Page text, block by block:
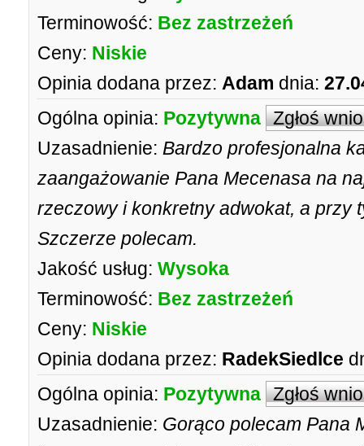
Terminowość: Bez zastrzeżeń
Ceny: Niskie
Opinia dodana przez: Adam dnia:
Ogólna opinia: Pozytywna Zgłoś
Uzasadnienie: Bardzo profesjonalna
zaangażowanie Pana Mecenasa na
rzeczowy i konkretny adwokat, a przy
Szczerze polecam.
Jakość usług: Wysoka
Terminowość: Bez zastrzeżeń
Ceny: Niskie
Opinia dodana przez: RadekSiedlce
Ogólna opinia: Pozytywna Zgłoś
Uzasadnienie: Gorąco polecam Pana